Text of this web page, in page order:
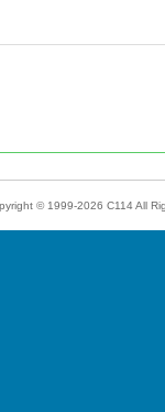
© 1999-2026 C114All